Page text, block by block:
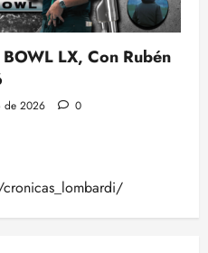
LX, Con Rubén
de 2026 0